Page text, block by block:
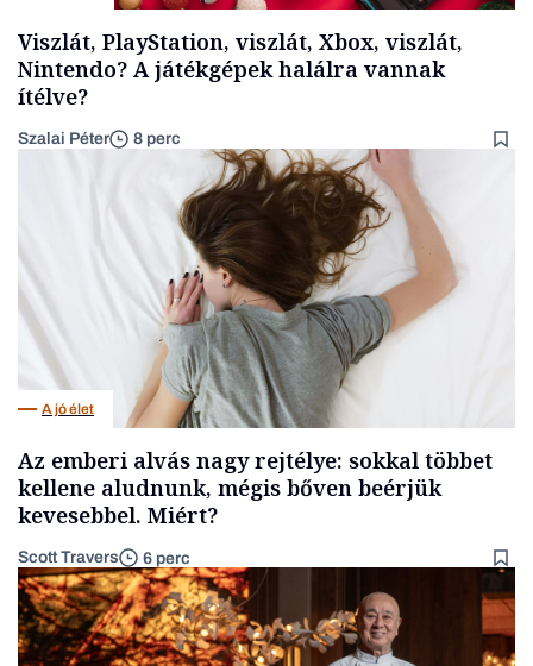
Viszlát, PlayStation, viszlát, Xbox, viszlát,
Nintendo? A játékgépek halálra vannak
ítélve?
Szalai Péter 8 perc
A jó élet
Az emberi alvás nagy rejtélye: sokkal többet
kellene aludnunk, mégis bőven beérjük
kevesebbel. Miért?
Scott Travers 6 perc